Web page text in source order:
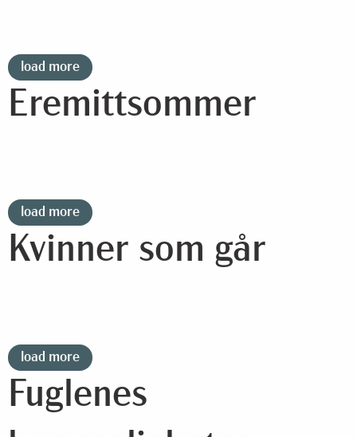
load more
Eremittsommer
load more
Kvinner som går
load more
Fuglenes